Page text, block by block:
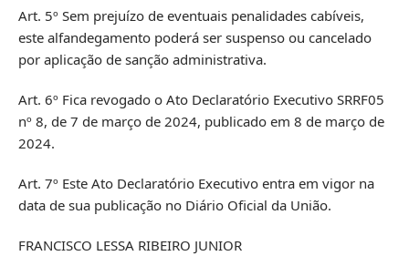
Art. 5º Sem prejuízo de eventuais penalidades cabíveis,
este alfandegamento poderá ser suspenso ou cancelado
por aplicação de sanção administrativa.
Art. 6º Fica revogado o Ato Declaratório Executivo SRRF05
nº 8, de 7 de março de 2024, publicado em 8 de março de
2024.
Art. 7º Este Ato Declaratório Executivo entra em vigor na
data de sua publicação no Diário Oficial da União.
FRANCISCO LESSA RIBEIRO JUNIOR